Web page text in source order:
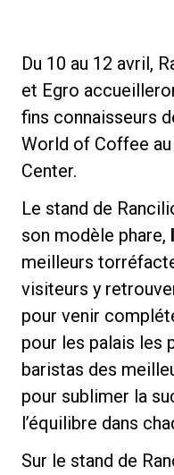
Du 10 au 12 avril,
et Egro
fins connaisseurs
World of Coffee
Center.
Le stand de
son modèle phare,
meilleurs
visiteurs y
pour venir
pour les palais les
baristas des
pour sublimer la
l’équilibre dans
Sur le stand de
Nos
Durabilité
Nous contacter